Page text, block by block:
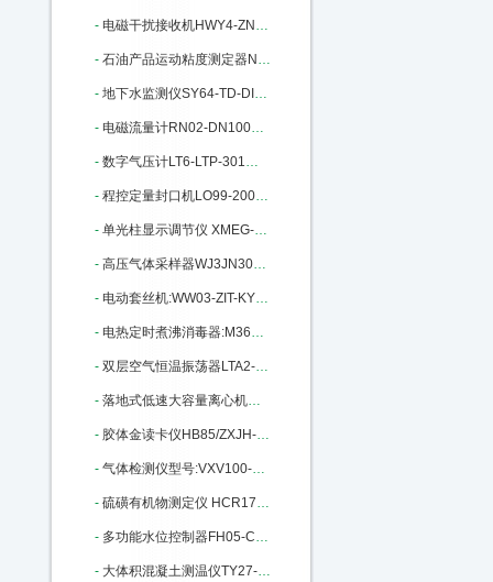
- 电磁干扰接收机HWY4-ZN3951D库号：M377823
- 石油产品运动粘度测定器N150-265C：M384751
- 地下水监测仪SY64-TD-DIver-DI805：M405433
- 电磁流量计RN02-DN100库号：M405826
- 数字气压计LT6-LTP-301库号：M405827
- 程控定量封口机LO99-2009D库号：M17055
- 单光柱显示调节仪 XMEG-5000A库号：M22336
- 高压气体采样器WJ3JN3002-20-4L：M313198
- 电动套丝机:WW03-ZIT-KY01-50：M326588
- 电热定时煮沸消毒器:M361030库号：M361030
- 双层空气恒温振荡器LTA2-ET-9511K：M377986
- 落地式低速大容量离心机MGLD4-40：M401916
- 胶体金读卡仪HB85/ZXJH-JB02库号：M403485
- 气体检测仪型号:VXV100-SO2库号：M404730
- 硫磺有机物测定仪 HCR1700库号：M16969
- 多功能水位控制器FH05-CCYJ-96E：M129003
- 大体积混凝土测温仪TY27-HNTT-D：M141067